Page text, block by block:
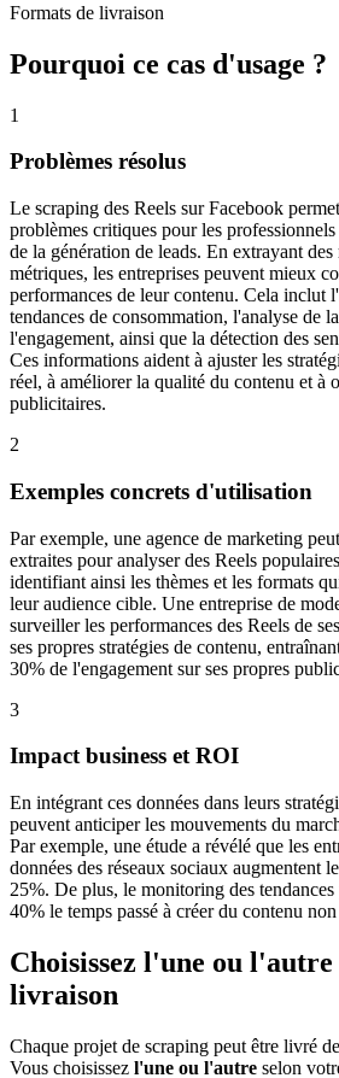
Formats de livraison
Pourquoi ce cas d'usage ?
1
Problèmes résolus
Le scraping des Reels sur Facebook
problèmes critiques pour les
de la génération de leads. En extrayant des
métriques, les entreprises peuvent mieux
performances de leur contenu. Cela inclut
tendances de consommation, l'analyse de
l'engagement, ainsi que la détection des
Ces informations aident à ajuster les
réel, à améliorer la qualité du contenu et à
publicitaires.
2
Exemples concrets d'utilisation
Par exemple, une agence de marketing
extraites pour analyser des Reels
identifiant ainsi les thèmes et les formats
leur audience cible. Une entreprise de
surveiller les performances des Reels de
ses propres stratégies de contenu,
30% de l'engagement sur ses propres
3
Impact business et ROI
En intégrant ces données dans leurs
peuvent anticiper les mouvements du
Par exemple, une étude a révélé que les
données des réseaux sociaux augmentent
25%. De plus, le monitoring des
40% le temps passé à créer du contenu
Choisissez l'une ou
livraison
Chaque projet de scraping peut être livré
Vous choisissez l'une ou l'autre selon